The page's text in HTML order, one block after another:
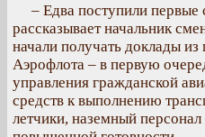
– Едва поступили
рассказывает начальник
начали получать доклады
Аэрофлота – в первую
управления гражданской
средств к выполнению
летчики, наземный